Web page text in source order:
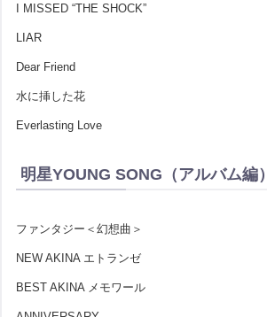
I MISSED “THE SHOCK”
LIAR
Dear Friend
水に挿した花
Everlasting Love
明星YOUNG SONG（アルバム編）
ファンタジー＜幻想曲＞
NEW AKINA エトランゼ
BEST AKINA メモワール